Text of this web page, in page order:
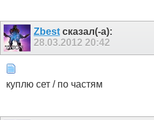
Zbest сказал(-а):
28.03.2012 20:42
куплю сет / по частям